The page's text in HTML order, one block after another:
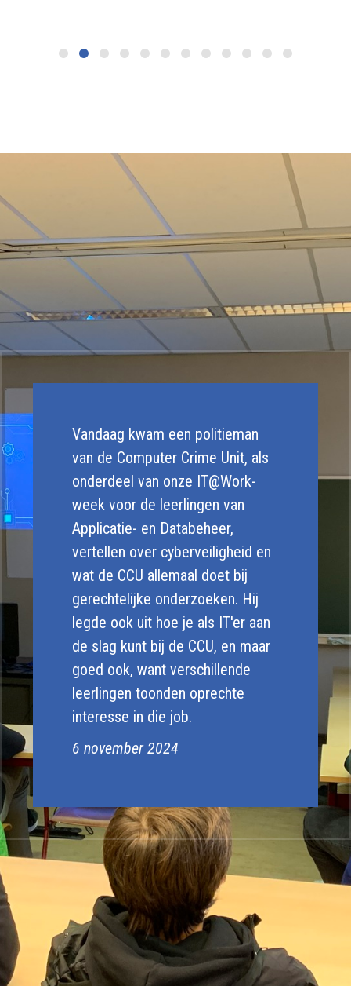
Vandaag kwam een politieman
van de Computer Crime Unit, als
onderdeel van onze IT@Work-
week voor de leerlingen van
Applicatie- en Databeheer,
vertellen over cyberveiligheid en
wat de CCU allemaal doet bij
gerechtelijke onderzoeken. Hij
legde ook uit hoe je als IT'er aan
de slag kunt bij de CCU, en maar
goed ook, want verschillende
leerlingen toonden oprechte
interesse in die job.
6 november 2024